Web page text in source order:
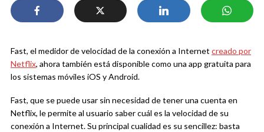
Fast, el medidor de velocidad de la conexión a Internet creado por
Netflix, ahora también está disponible como una app gratuita para
los sistemas móviles iOS y Android.
Fast, que se puede usar sin necesidad de tener una cuenta en
Netflix, le permite al usuario saber cuál es la velocidad de su
conexión a Internet. Su principal cualidad es su sencillez: basta